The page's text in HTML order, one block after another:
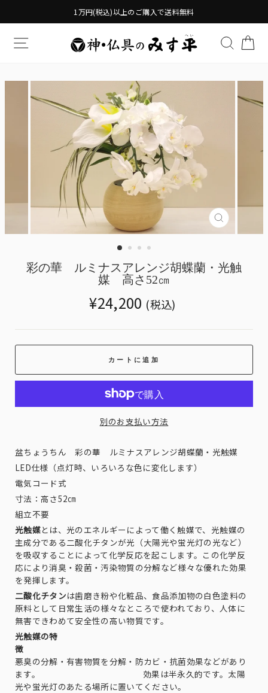
1万円(税込)以上のご購入で送料無料
TRANSLATION MISSING: 検索す
missing:
彩の華 ルミナスアレンジ胡蝶蘭・光触
媒 高さ52㎝
Translation
missing:
¥24,200 (税込)
カートに追加
別のお支払い方法
盆ちょうちん 彩の華 ルミナスアレンジ胡蝶蘭・光触媒
LED仕様（点灯時、いろいろな色に変化します）
電気コード式
寸法：高さ52㎝
組立不要
光触媒とは、光のエネルギーによって働く触媒で、光触媒の
主成分である二酸化チタンが光（大陽光や蛍光灯の光など）
を吸収することによって化学反応を起こします。この化学反
応により消臭・殺菌・汚染物質の分解など様々な優れた効果
を発揮します。
二酸化チタンは歯磨き粉や化粧品、食品添加物の白色塗料の
原料として日常生活の様々なところで使われており、人体に
無害できわめて安全性の高い物質です。
光触媒の特
徴
悪臭の分解・有害物質を分解・防カビ・抗菌効果などがあり
ます。 効果は半永久的です。太陽
光や蛍光灯のあたる場所に置いてください。